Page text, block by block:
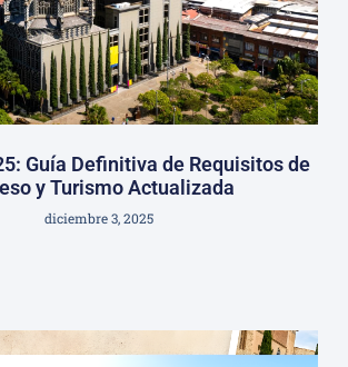
Guía Definitiva de Requisitos de
y Turismo Actualizada
diciembre 3, 2025